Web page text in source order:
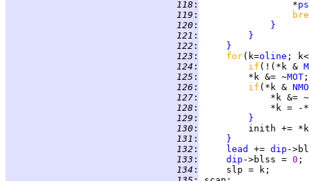
118 :
                 *
119 :
120 :
}
121 :
}
122 :
}
123 : for(k=oline ; k<
124 : if (!(*k &
125 :
         *k &= ~
MOT
126 : if (*k &
127 :
             *k &= ~
128 :
129 :
}
130 :
131 :
}
132 : lead += dip -
133 : dip ->blss = 0
134 :